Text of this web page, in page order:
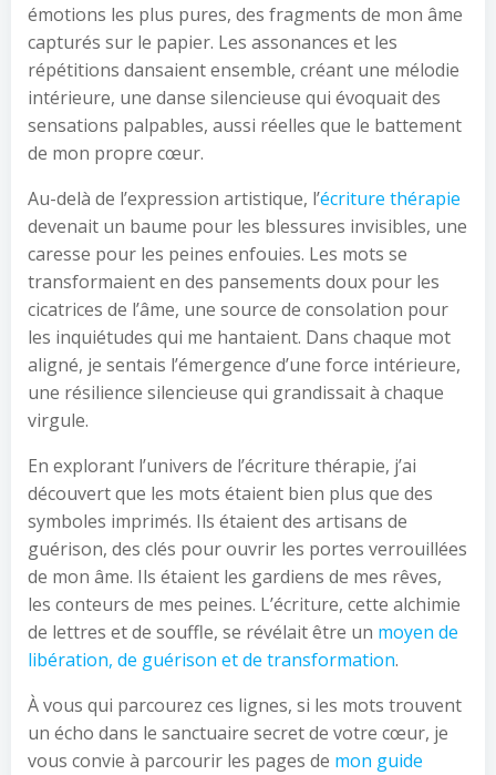
émotions les plus pures, des fragments de mon âme
capturés sur le papier. Les assonances et les
répétitions dansaient ensemble, créant une mélodie
intérieure, une danse silencieuse qui évoquait des
sensations palpables, aussi réelles que le battement
de mon propre cœur.
Au-delà de l’expression artistique, l’écriture thérapie
devenait un baume pour les blessures invisibles, une
caresse pour les peines enfouies. Les mots se
transformaient en des pansements doux pour les
cicatrices de l’âme, une source de consolation pour
les inquiétudes qui me hantaient. Dans chaque mot
aligné, je sentais l’émergence d’une force intérieure,
une résilience silencieuse qui grandissait à chaque
virgule.
En explorant l’univers de l’écriture thérapie, j’ai
découvert que les mots étaient bien plus que des
symboles imprimés. Ils étaient des artisans de
guérison, des clés pour ouvrir les portes verrouillées
de mon âme. Ils étaient les gardiens de mes rêves,
les conteurs de mes peines. L’écriture, cette alchimie
de lettres et de souffle, se révélait être un moyen de
libération, de guérison et de transformation.
À vous qui parcourez ces lignes, si les mots trouvent
un écho dans le sanctuaire secret de votre cœur, je
vous convie à parcourir les pages de mon guide